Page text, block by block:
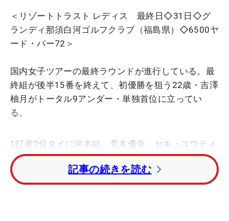
＜リゾートトラスト レディス 最終日◇31日◇グ
ランディ那須白河ゴルフクラブ（福島県）◇6500ヤ
ード・パー72＞
国内女子ツアーの最終ラウンドが進行している。最
終組が後半15番を終えて、初優勝を狙う22歳・吉澤
柚月がトータル9アンダー・単独首位に立ってい
る。
1打差2位タイに河本結、荒木優奈、セキ・ユウティ
ン（中国）。2打差5位タイには神谷そら、阿部未
悠、森井あやめ、ささきしょうこ、イ・イェウォン
（韓国）が続いている。
記事の続きを読む